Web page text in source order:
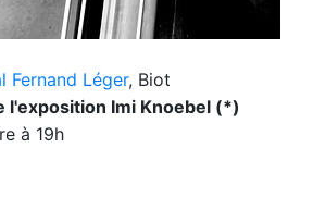
Fernand Léger, Biot
l'exposition Imi Knoebel (*)
à 19h